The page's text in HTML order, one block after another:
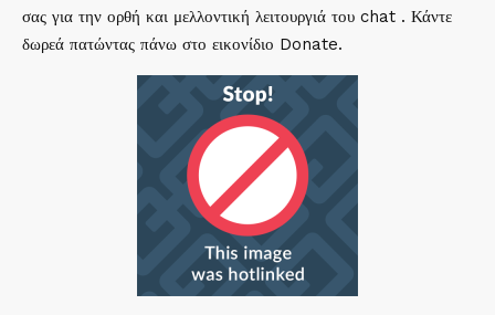
σας για την ορθή και μελλοντική λειτουργιά του chat . Κάντε
δωρεά πατώντας πάνω στο εικονίδιο Donate.